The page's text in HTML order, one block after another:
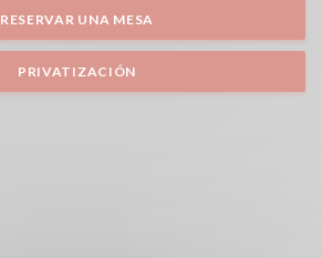
RESERVAR UNA MESA
PRIVATIZACIÓN